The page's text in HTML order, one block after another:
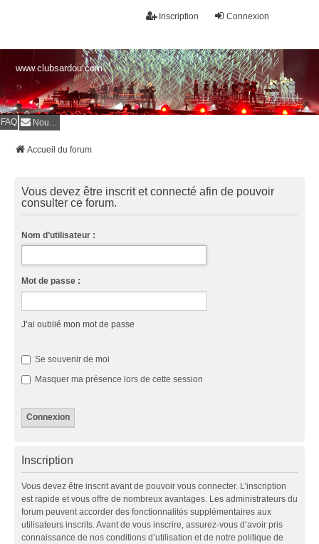
Connexion
Inscription
www.clubsardou.com
FAQ Nous contacter
Accueil du forum
Vous devez être inscrit et connecté afin de pouvoir
consulter ce forum.
Nom d’utilisateur :
Mot de passe :
J’ai oublié mon mot de passe
Se souvenir de moi
Masquer ma présence lors de cette session
Inscription
Vous devez être inscrit avant de pouvoir vous connecter. L’inscription
est rapide et vous offre de nombreux avantages. Les administrateurs du
forum peuvent accorder des fonctionnalités supplémentaires aux
utilisateurs inscrits. Avant de vous inscrire, assurez-vous d’avoir pris
connaissance de nos conditions d’utilisation et de notre politique de